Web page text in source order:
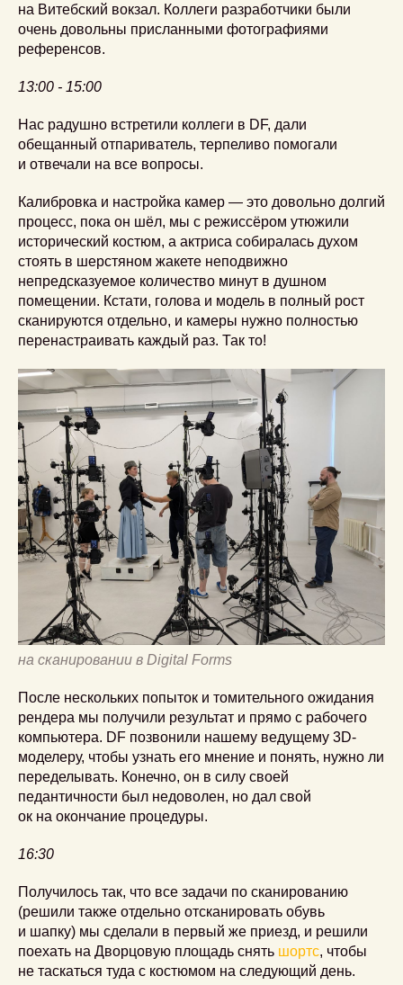
на Витебский вокзал. Коллеги разработчики были
очень довольны присланными фотографиями
референсов.
13:00 - 15:00
Нас радушно встретили коллеги в DF, дали
обещанный отпариватель, терпеливо помогали
и отвечали на все вопросы.
Калибровка и настройка камер — это довольно долгий
процесс, пока он шёл, мы с режиссёром утюжили
исторический костюм, а актриса собиралась духом
стоять в шерстяном жакете неподвижно
непредсказуемое количество минут в душном
помещении. Кстати, голова и модель в полный рост
сканируются отдельно, и камеры нужно полностью
перенастраивать каждый раз. Так то!
на сканировании в Digital Forms
После нескольких попыток и томительного ожидания
рендера мы получили результат и прямо с рабочего
компьютера. DF позвонили нашему ведущему 3D-
моделеру, чтобы узнать его мнение и понять, нужно ли
переделывать. Конечно, он в силу своей
педантичности был недоволен, но дал свой
ок на окончание процедуры.
16:30
Получилось так, что все задачи по сканированию
(решили также отдельно отсканировать обувь
и шапку) мы сделали в первый же приезд, и решили
поехать на Дворцовую площадь снять шортс, чтобы
не таскаться туда с костюмом на следующий день.